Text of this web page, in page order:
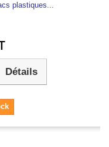
plastiques...
Détails